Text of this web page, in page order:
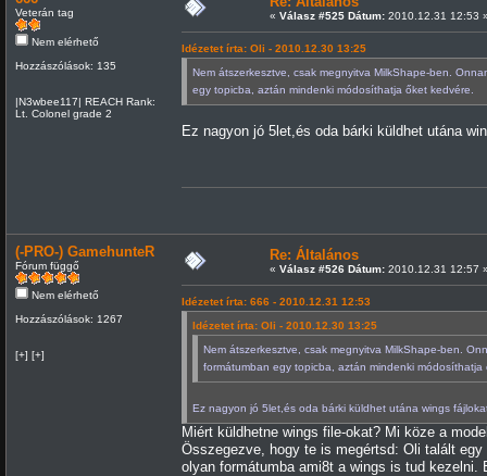
Veterán tag
Nem elérhető
Hozzászólások: 135
|N3wbee117| REACH Rank:
Lt. Colonel grade 2
« Válasz #525 Dátum:2010.12.31 12:53
Idézetet írta: Oli - 2010.12.30 13:25
Nem átszerkesztve, csak megnyitva MilkShape-ben.
egy topicba, aztán mindenki módosíthatja őket kedvére.
Ez nagyon jó 5let,és oda bárki küldhet utána
(-PRO-) GamehunteR
Fórum függő
Nem elérhető
Hozzászólások: 1267
[+] [+]
Re: Általános
« Válasz #526 Dátum:2010.12.31 12:57
Idézetet írta: 666 - 2010.12.31 12:53
Idézetet írta: Oli - 2010.12.30 13:25
Nem átszerkesztve, csak megnyitva MilkShape-ben.
formátumban egy topicba, aztán mindenki módosíthatja
Ez nagyon jó 5let,és oda bárki küldhet utána wings
Miért küldhetne wings file-okat? Mi köze a
Összegezve, hogy te is megértsd: Oli talált
olyan formátumba ami8t a wings is tud